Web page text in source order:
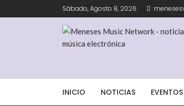
Sábado, Agosto 8, 2026
INICIO NOTICIAS EVENTOS